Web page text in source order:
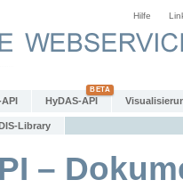
Hilfe
API HyDAS-API
Library
–